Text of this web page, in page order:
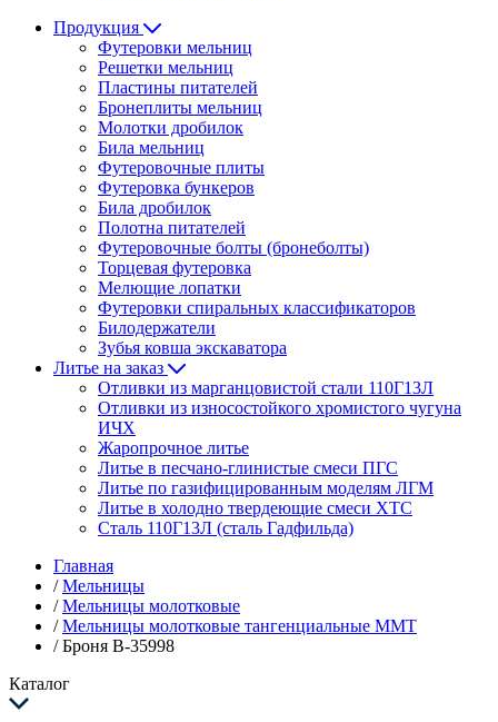
Продукция
Футеровки мельниц
Решетки мельниц
Пластины питателей
Бронеплиты мельниц
Молотки дробилок
Била мельниц
Футеровочные плиты
Футеровка бункеров
Била дробилок
Полотна питателей
Футеровочные болты (бронеболты)
Торцевая футеровка
Мелющие лопатки
Футеровки спиральных классификаторов
Билодержатели
Зубья ковша экскаватора
Литье на заказ
Отливки из марганцовистой стали 110Г13Л
Отливки из износостойкого хромистого чугуна
ИЧХ
Жаропрочное литье
Литье в песчано-глинистые смеси ПГС
Литье по газифицированным моделям ЛГМ
Литье в холодно твердеющие смеси ХТС
Сталь 110Г13Л (сталь Гадфильда)
Главная
/ Мельницы
/ Мельницы молотковые
/ Мельницы молотковые тангенциальные ММТ
/ Броня В-35998
Каталог